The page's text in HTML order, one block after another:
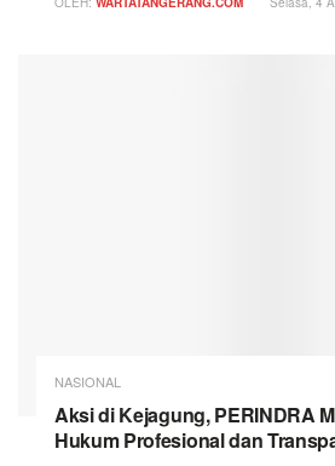
NASIONAL
Aksi di Kejagung, PERINDRA
Hukum Profesional dan